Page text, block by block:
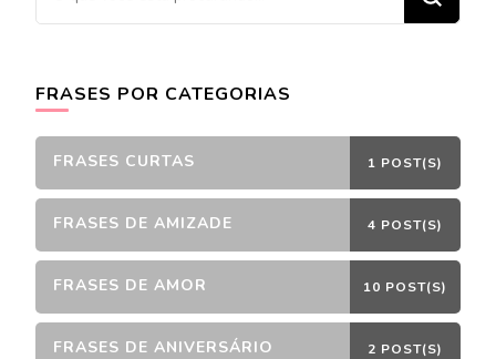
algo?
FRASES POR CATEGORIAS
FRASES CURTAS 1 POST(S)
FRASES DE AMIZADE 4 POST(S)
FRASES DE AMOR 10 POST(S)
FRASES DE ANIVERSÁRIO 2 POST(S)